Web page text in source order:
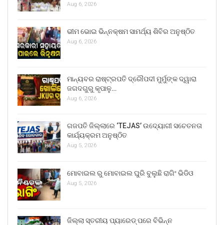
Aug 6, 2026
ଭୀମ ଭୋଇ ଭିନ୍ନକ୍ଷମ ସାମର୍ଥ୍ୟ ଶିବିର ଅନୁଷ୍ଠିତ
Aug 6, 2026
ମାନ୍ୟବର ରାଷ୍ଟ୍ରପତି ଦ୍ରୌପଦୀ ମୁର୍ମୁଙ୍କ ଦ୍ୱାରା
ଜଗଦଗୁରୁ କୃପାଳୁ…
Aug 6, 2026
ଗଜପତି ଜିଲ୍ଲାରେ ‘TEJAS’ ଉଦ୍ୟୋଗୀ ସଚେତନତା
କାର୍ଯ୍ୟକ୍ରମ ଅନୁଷ୍ଠିତ
Aug 5, 2026
ମୋବାଇଲ ରୁ ମୋବାଇଲ ଘୁରି ବୁଲୁଛି ରାଗିଂ ଭିଡିଓ
Aug 5, 2026
ଜିଲ୍ଲା ସ୍ତରୀୟ ପ୍ୟାରେଡ୍ ପରେ ବିଭିନ୍ନ